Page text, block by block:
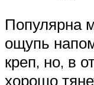
Популярна
ощупь
креп, но, в
хорошо